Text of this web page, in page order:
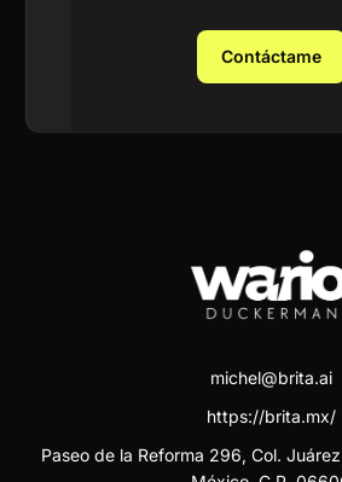
Contáctame
michel@brita.ai
https://brita.mx/
Paseo de la Reforma 296, Col.